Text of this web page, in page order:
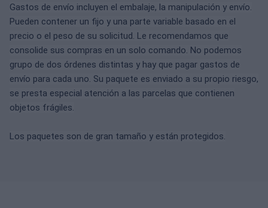
Gastos de envío incluyen el embalaje, la manipulación y envío.
Pueden contener un fijo y una parte variable basado en el
precio o el peso de su solicitud. Le recomendamos que
consolide sus compras en un solo comando. No podemos
grupo de dos órdenes distintas y hay que pagar gastos de
envío para cada uno. Su paquete es enviado a su propio riesgo,
se presta especial atención a las parcelas que contienen
objetos frágiles.
Los paquetes son de gran tamaño y están protegidos.